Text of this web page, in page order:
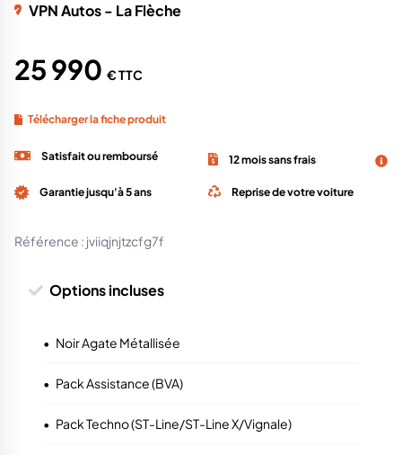
VPN Autos - La Flèche
25 990 € TTC
Télécharger la fiche produit
Satisfait ou remboursé 12 mois sans frais
Garantie jusqu'à 5 ans Reprise de votre voiture
Référence : jviiqjnjtzcfg7f
Options incluses
• Noir Agate Métallisée
• Pack Assistance (BVA)
• Pack Techno (ST-Line/ST-Line X/Vignale)